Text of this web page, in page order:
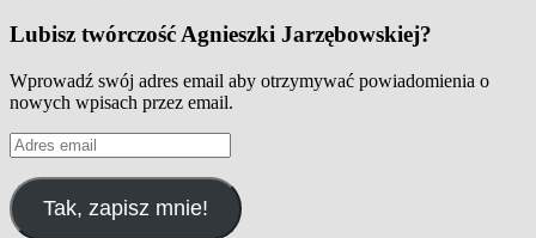
Lubisz twórczość Agnieszki Jarzębowskiej?
Wprowadź swój adres email aby otrzymywać powiadomienia o
nowych wpisach przez email.
Adres
email
Tak, zapisz mnie!